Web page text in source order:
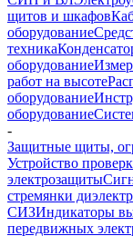
щитов и шкафов
оборудование
техника
оборудование
работ на высоте
оборудование
оборудование
-
Защитные щиты,
Устройство
электрозащиты
стремянки
СИЗИндикаторы
передвижных